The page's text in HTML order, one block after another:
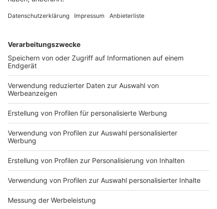
Die Corona-Zahlen im Kreis Steinfurt sind deutlich
Die Sieben-Tages-Inzidenz ist auf 50 gestiegen und
der Kreis Steinfurt zählt heute 108 Neuinfektionen. In
Emsdetten, Greven, Hörstel, Ibbenbüren und Rheine
hat sich die Zahl der Infizierten deutlich erhöht.
Deutschlandweit ist die Inzidenz leicht gesunken auf
Neuinfektionen mehr als vor einer Woche.
Anzeige
06:03 Uhr - Region: Weitere Lockerungen im Kreis
Coesfeld
Im Kreis Coesfeld sind Einkäufe ab morgen ohne